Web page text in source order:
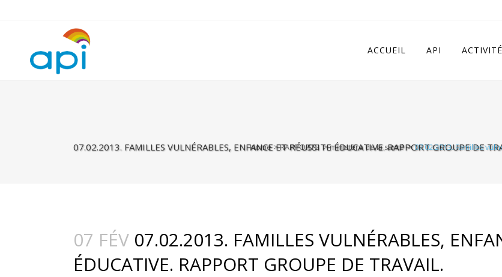
ACCUEIL API
07.02.2013. FAMILLES VULNÉRABLES, ENFANCE ET RÉUSSITE ÉDUCATIVE. RAPPORT GROUPE DE
Home>RAPPORTS>ministère de la santé>07.02.2013. Familles
07 FÉV 07.02.2013. FAMILLES VULNÉRABLES,
ÉDUCATIVE. RAPPORT GROUPE DE TRAVAIL.